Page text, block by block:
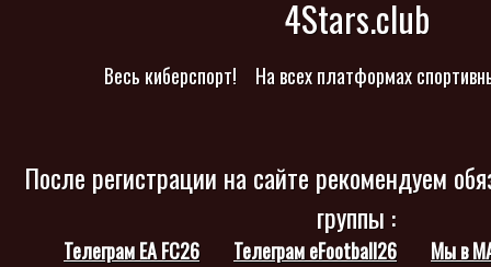
4Stars.club
Весь киберспорт! На всех платформах
После регистрации на сайте рекомендуем
группы :
Телеграм EA FC26 Телеграм eFootball26 Мы в